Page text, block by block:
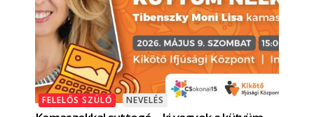
FELELŐS SZÜLŐ NEVELÉS